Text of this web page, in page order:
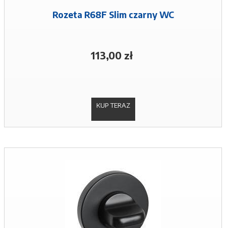
Rozeta R68F Slim czarny WC
113,00 zł
KUP TERAZ